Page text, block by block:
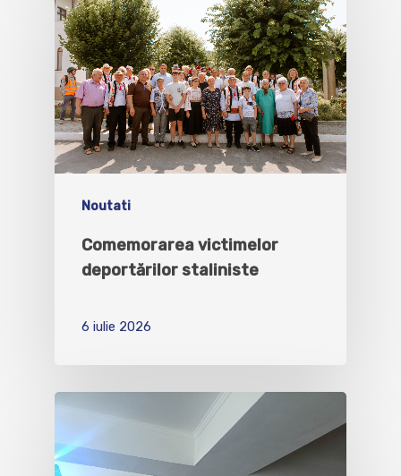
Noutati
Comemorarea victimelor
deportărilor staliniste
6 iulie 2026